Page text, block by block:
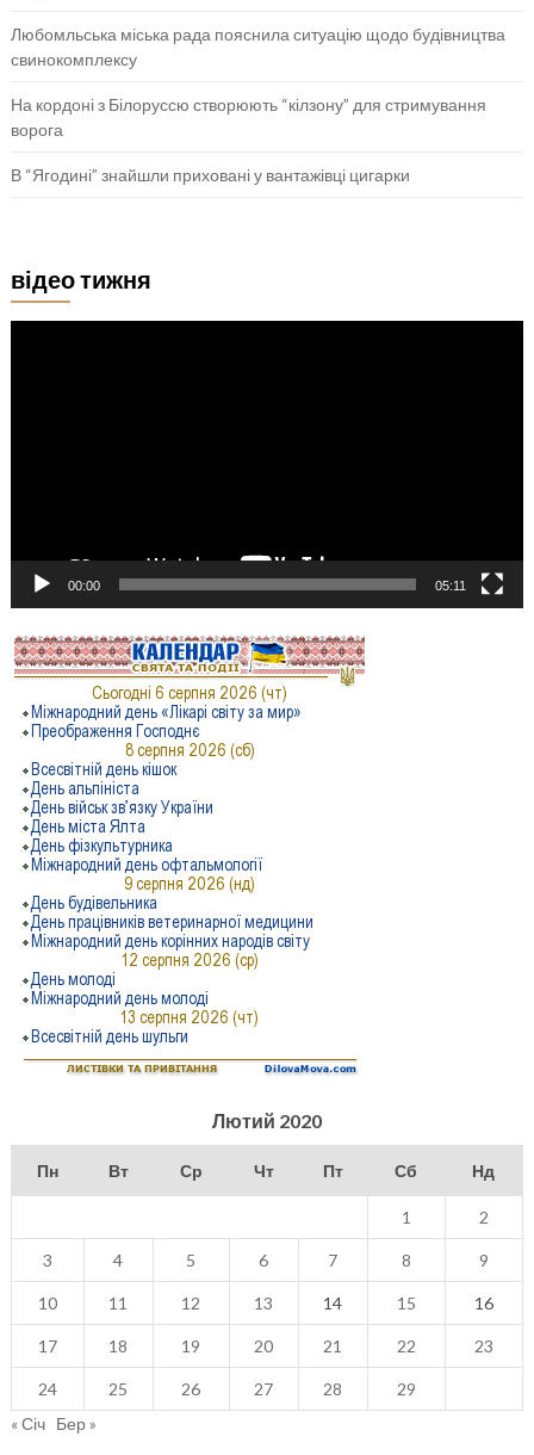
Любомльська міська рада пояснила ситуацію щодо будівництва
свинокомплексу
На кордоні з Білоруссю створюють “кілзону” для стримування
ворога
В “Ягодині” знайшли приховані у вантажівці цигарки
відео тижня
00:00 05:11
Лютий 2020
Пн Вт Ср Чт Пт Сб Нд
1 2
3 4 5 6 7 8 9
10 11 12 13 14 15 16
17 18 19 20 21 22 23
24 25 26 27 28
29
« Січ Бер »